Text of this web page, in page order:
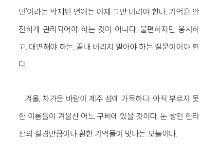
민’이라는 박제된 언어는 이제 그만 버려야 한다. 기억은 안
전하게 관리되어야 하는 것이 아니다. 불편하지만 응시하
고, 대면해야 하는, 끝내 버리지 말아야 하는 질문이어야 한
다.
겨울, 차가운 바람이 제주 섬에 가득하다. 아직 부르지 못
한 이름들이 겨울산 어느 구비에 있을 것이다. 눈 쌓인 한라
산의 설경만큼이나 환한 기억들이 빛나는 오늘이다.